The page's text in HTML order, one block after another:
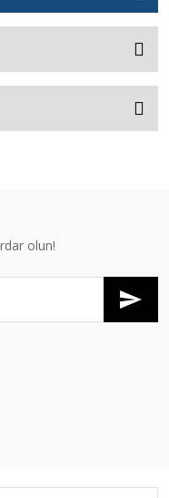
olun!